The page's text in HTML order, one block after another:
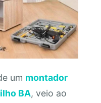
um montador
BA, veio ao